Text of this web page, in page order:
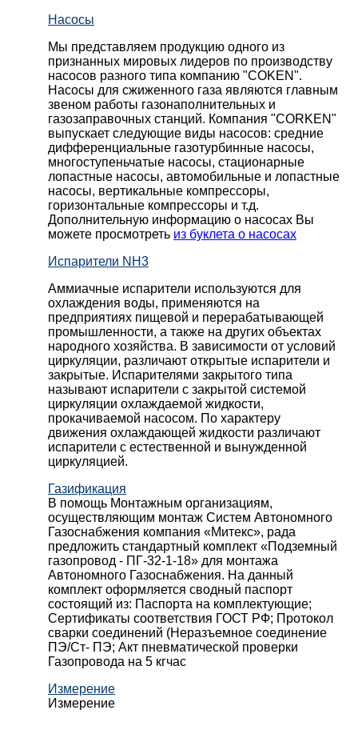
Насосы
Мы представляем продукцию одного из
признанных мировых лидеров по производству
насосов разного типа компанию "COKEN".
Насосы для сжиженного газа являются главным
звеном работы газонаполнительных и
газозаправочных станций. Компания "CORKEN"
выпускает следующие виды насосов: cредние
дифференциальные газотурбинные насосы,
многоступеньчатые насосы, стационарные
лопастные насосы, автомобильные и лопaстные
насосы, вертикальные компрессоры,
горизонтальные компрессоры и т.д.
Дополнительную информацию о насосах Вы
можете просмотреть из буклета о насосах
Испарители NH3
Аммиачные испарители используются для
охлаждения воды, применяются на
предприятиях пищевой и перерабатывающей
промышленности, а также на других объектах
народного хозяйства. В зависимости от условий
циркуляции, различают открытые испарители и
закрытые. Испарителями закрытого типа
называют испарители с закрытой системой
циркуляции охлаждаемой жидкости,
прокачиваемой насосом. По характеру
движения охлаждающей жидкости различают
испарители с естественной и вынужденной
циркуляцией.
Газификация
В помощь Монтажным организациям,
осуществляющим монтаж Систем Автономного
Газоснабжения компания «Митекс», рада
предложить стандартный комплект «Подземный
газопровод - ПГ-32-1-18» для монтажа
Автономного Газоснабжения. На данный
комплект оформляется сводный паспорт
состоящий из: Паспорта на комплектующие;
Сертификаты соответствия ГОСТ РФ; Протокол
сварки соединений (Неразъемное соединение
ПЭ/Ст- ПЭ; Акт пневматической проверки
Газопровода на 5 кгчас
Измерение
Измерение